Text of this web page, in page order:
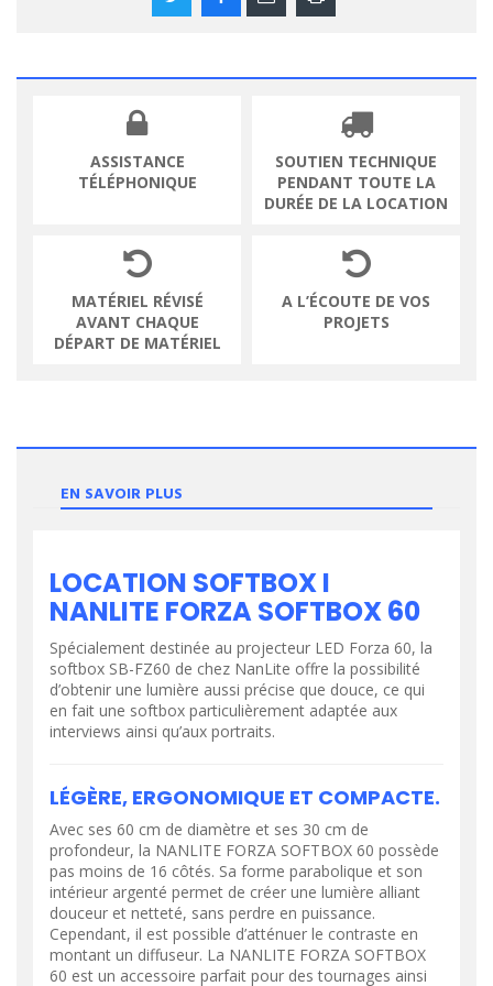
ASSISTANCE
TÉLÉPHONIQUE
SOUTIEN TECHNIQUE
PENDANT TOUTE LA
DURÉE DE LA LOCATION
MATÉRIEL RÉVISÉ
AVANT CHAQUE
DÉPART DE MATÉRIEL
A L’ÉCOUTE DE VOS
PROJETS
EN SAVOIR PLUS
LOCATION SOFTBOX I
NANLITE FORZA SOFTBOX 60
Spécialement destinée au projecteur LED Forza 60, la
softbox SB-FZ60 de chez NanLite offre la possibilité
d’obtenir une lumière aussi précise que douce, ce qui
en fait une softbox particulièrement adaptée aux
interviews ainsi qu’aux portraits.
LÉGÈRE, ERGONOMIQUE ET COMPACTE.
Avec ses 60 cm de diamètre et ses 30 cm de
profondeur, la NANLITE FORZA SOFTBOX 60 possède
pas moins de 16 côtés. Sa forme parabolique et son
intérieur argenté permet de créer une lumière alliant
douceur et netteté, sans perdre en puissance.
Cependant, il est possible d’atténuer le contraste en
montant un diffuseur. La NANLITE FORZA SOFTBOX
60 est un accessoire parfait pour des tournages ainsi